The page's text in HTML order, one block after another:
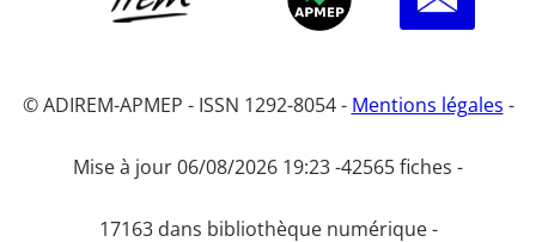
© ADIREM-APMEP - ISSN 1292-8054 - Mentions légales -
Mise à jour 06/08/2026 19:23 -42565 fiches -
17163 dans bibliothèque numérique -